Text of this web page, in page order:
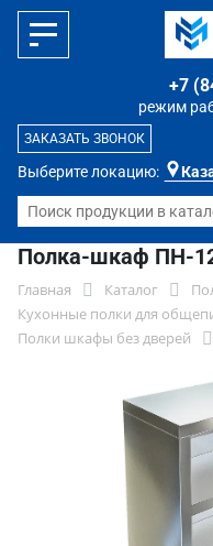
Выберите локацию:
режим
+7
ЗАКАЗАТЬ ЗВОНОК
Полка-шкаф ПН-
Главная Каталог
Кухонные полки для
Полки шкафы без дверей